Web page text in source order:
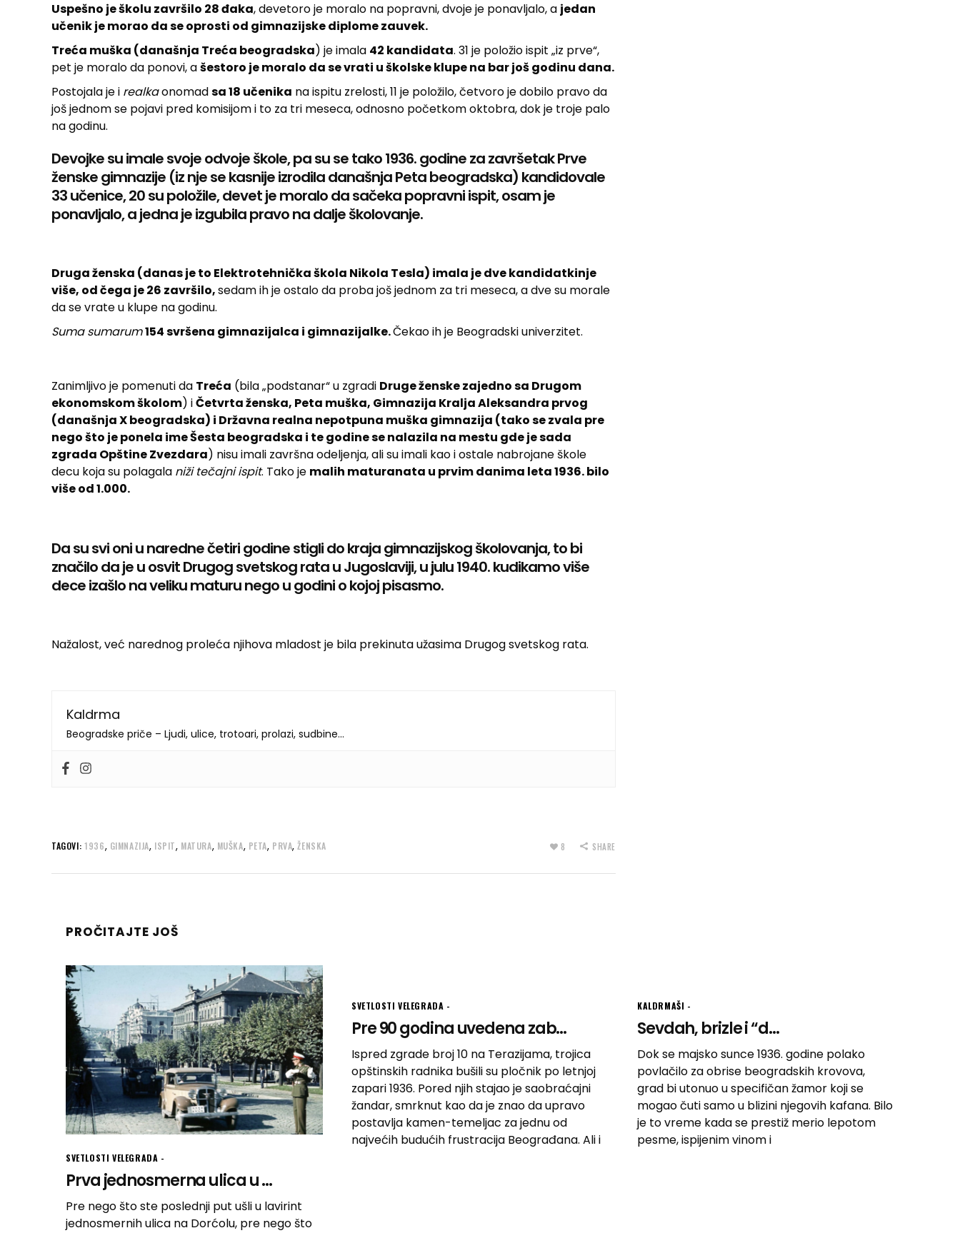
Uspešno je školu završilo 28 đaka, devetoro je moralo na popravni, dvoje je ponavljalo, a jedan
učenik je morao da se oprosti od gimnazijske diplome zauvek.
Treća muška (današnja Treća beogradska) je imala 42 kandidata. 31 je položio ispit „iz prve“,
pet je moralo da ponovi, ašestoro je moralo da se vrati u školske klupe na bar još godinu dana.
Postojala je i realkaonomadsa 18 učenika na ispitu zrelosti, 11 je položilo, četvoro je dobilo pravo da
još jednom se pojavi pred komisijom i to za tri meseca, odnosno početkom oktobra, dok je troje palo
na godinu.
Devojke su imale svoje odvoje škole, pa su se tako 1936. godine za završetak Prve
ženske gimnazije (iz nje se kasnije izrodila današnja Peta beogradska) kandidovale
33 učenice, 20 su položile, devet je moralo da sačeka popravni ispit, osam je
ponavljalo, a jedna je izgubila pravo na dalje školovanje.
Druga ženska (danas je to Elektrotehnička škola Nikola Tesla) imala je dve kandidatkinje
više, od čega je 26 završilo,sedam ih je ostalo da proba još jednom za tri meseca, a dve su morale
da se vrate u klupe na godinu.
Suma sumarum154 svršena gimnazijalca i gimnazijalke.Čekao ih je Beogradski univerzitet.
Zanimljivo je pomenuti da Treća (bila „podstanar“ u zgradi Druge ženske zajedno sa Drugom
ekonomskom školom) iČetvrta ženska, Peta muška, Gimnazija Kralja Aleksandra prvog
(današnja X beogradska) i Državna realna nepotpuna muška gimnazija (tako se zvala pre
nego što je ponela ime Šesta beogradska i te godine se nalazila na mestu gde je sada
zgrada Opštine Zvezdara) nisu imali završna odeljenja, ali su imali kao i ostale nabrojane škole
decu koja su polagala niži tečajni ispit. Tako je malih maturanata u prvim danima leta 1936. bilo
više od 1.000.
Da su svi oni u naredne četiri godine stigli do kraja gimnazijskog školovanja, to bi
značilo da je u osvit Drugog svetskog rata u Jugoslaviji, u julu 1940. kudikamo više
dece izašlo na veliku maturu nego u godini o kojoj pisasmo.
Nažalost, već narednog proleća njihova mladost je bila prekinuta užasima Drugog svetskog rata.
Kaldrma
Beogradske priče – Ljudi, ulice, trotoari, prolazi, sudbine…
TAGOVI: 1936, GIMNAZIJA, ISPIT, MATURA, MUŠKA, PETA, PRVA,ŽENSKA 8 SHARE
PROČITAJTE JOŠ
SVETLOSTI VELEGRADA
Prva jednosmerna ulica u ...
Pre nego što ste poslednji put ušli u lavirint
jednosmernih ulica na Dorćolu, pre nego što
SVETLOSTI VELEGRADA
Pre 90 godina uvedena zab...
Ispred zgrade broj 10 na Terazijama, trojica
opštinskih radnika bušili su pločnik po letnjoj
zapari 1936. Pored njih stajao je saobraćajni
žandar, smrknut kao da je znao da upravo
postavlja kamen-temeljac za jednu od
najvećih budućih frustracija Beograđana. Ali i
KALDRMAŠI
Sevdah, brizle i “d...
Dok se majsko sunce 1936. godine polako
povlačilo za obrise beogradskih krovova,
grad bi utonuo u specifičan žamor koji se
mogao čuti samo u blizini njegovih kafana. Bilo
je to vreme kada se prestiž merio lepotom
pesme, ispijenim vinom i